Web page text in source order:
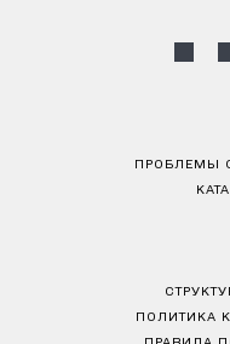
ПРОБЛЕМЫ
ПОЛИТИКА
ПРАВИЛА